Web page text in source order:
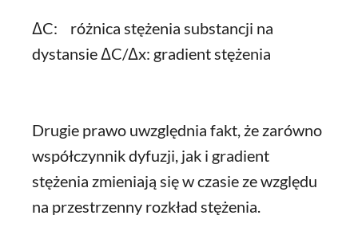
ΔC: różnica stężenia substancji na
dystansie ΔC/Δx: gradient stężenia
Drugie prawo uwzględnia fakt, że zarówno
współczynnik dyfuzji, jak i gradient
stężenia zmieniają się w czasie ze względu
na przestrzenny rozkład stężenia.